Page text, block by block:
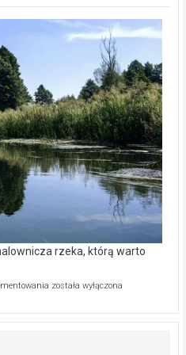
kamerą
wśród
rzeka, którą warto
Ekologiczne
–
została wyłączona